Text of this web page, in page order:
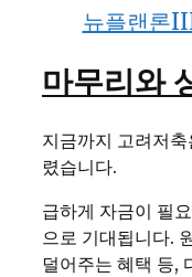
뉴플랜론
마무리와
지금까지 고려저
렸습니다.
급하게 자금이 필
으로 기대됩니다.
덜어주는 혜택 등,